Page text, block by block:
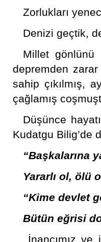
Zorlukları
Denizi geçtik,
Millet gönlünü
depremden
sahip çıkılmış,
çağlamış
Düşünce
Kudatgu Bilig’de
“Başkalarına
Yararlı ol, ölü
“Kime devlet
Bütün eğrisi
İnancımız ve